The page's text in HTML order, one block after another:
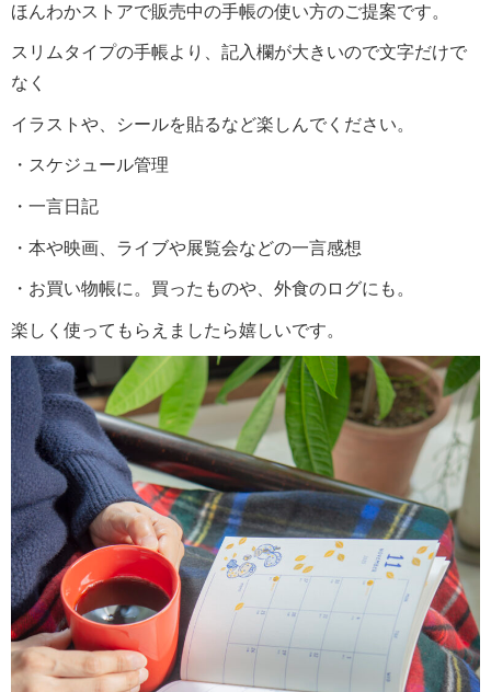
ほんわかストアで販売中の手帳の使い方のご提案です。
スリムタイプの手帳より、記入欄が大きいので文字だけで
なく
イラストや、シールを貼るなど楽しんでください。
・スケジュール管理
・一言日記
・本や映画、ライブや展覧会などの一言感想
・お買い物帳に。買ったものや、外食のログにも。
楽しく使ってもらえましたら嬉しいです。